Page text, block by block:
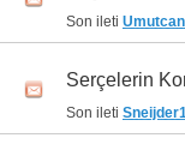
Son ileti
Serçelerin
Son ileti